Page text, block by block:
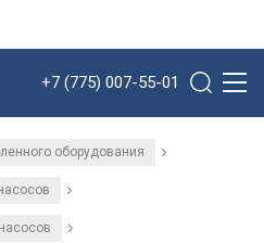
+7 (775) 007-55-01
оборудования /
/
/